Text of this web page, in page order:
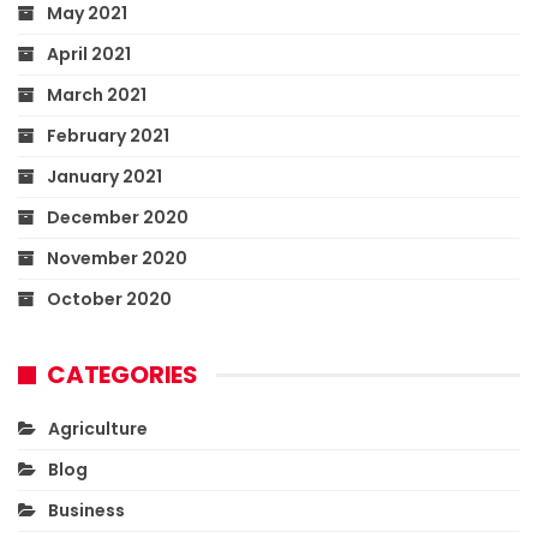
May 2021
April 2021
March 2021
February 2021
January 2021
December 2020
November 2020
October 2020
CATEGORIES
Agriculture
Blog
Business